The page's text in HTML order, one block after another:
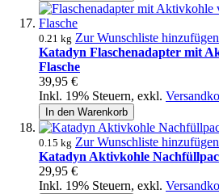
0.21 kg Zur Wunschliste hinzufügen
Katadyn Flaschenadapter mit
Flasche
39,95 €
Inkl. 19% Steuern, exkl.
In den Warenkorb
0.15 kg Zur Wunschliste hinzufügen
Katadyn Aktivkohle
29,95 €
Inkl. 19% Steuern, exkl.